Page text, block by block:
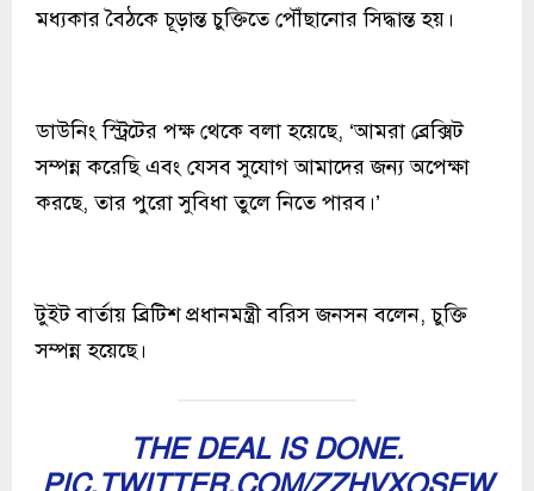
মধ্যকার বৈঠকে চূড়ান্ত চুক্তিতে পৌঁছানোর সিদ্ধান্ত হয়।
ডাউনিং স্ট্রিটের পক্ষ থেকে বলা হয়েছে, ‘আমরা ব্রেক্সিট
সম্পন্ন করেছি এবং যেসব সুযোগ আমাদের জন্য অপেক্ষা
করছে, তার পুরো সুবিধা তুলে নিতে পারব।’
টুইট বার্তায় ব্রিটিশ প্রধানমন্ত্রী বরিস জনসন বলেন, চুক্তি
সম্পন্ন হয়েছে।
THE DEAL IS DONE.